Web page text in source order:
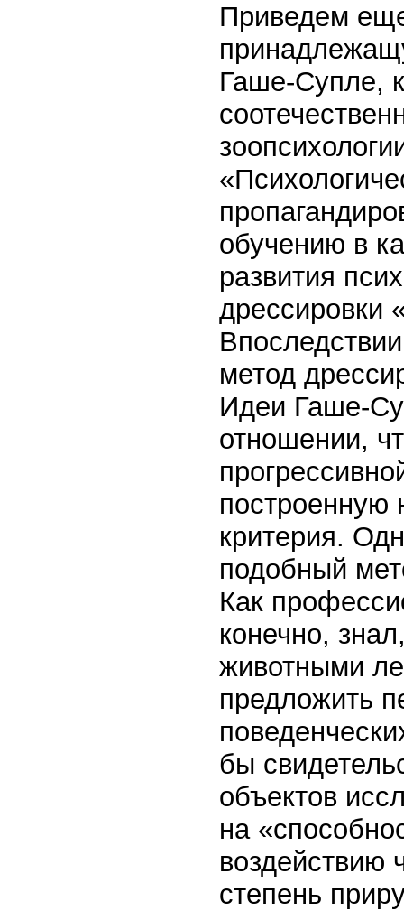
Приведем
Гаше-Супле,
обучению в
развития
дрессировки
метод
Идеи Гаше-
отношении,
построенную
критерия.
подобный
Как
конечно,
животными
предложить
бы
объектов
на
воздействию
степень